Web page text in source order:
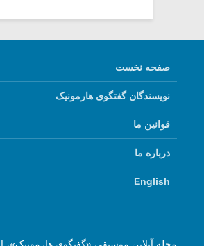
صفحه نخست
نویسندگان گفتگوی هارمونیک
قوانین ما
درباره ما
English